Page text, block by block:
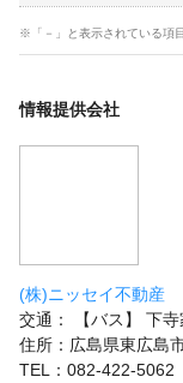
※「－」と表示されている項
情報提供会社
(株)ニッセイ不動産
交通： 【バス】 下
住所：広島県東広島
TEL：082-422-5062